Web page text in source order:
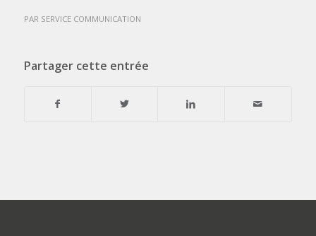
PAR SERVICE COMMUNICATION
Partager cette entrée